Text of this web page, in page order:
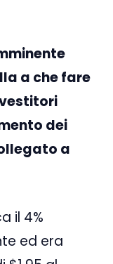
a che fare
dei
a
il 4%
ed era